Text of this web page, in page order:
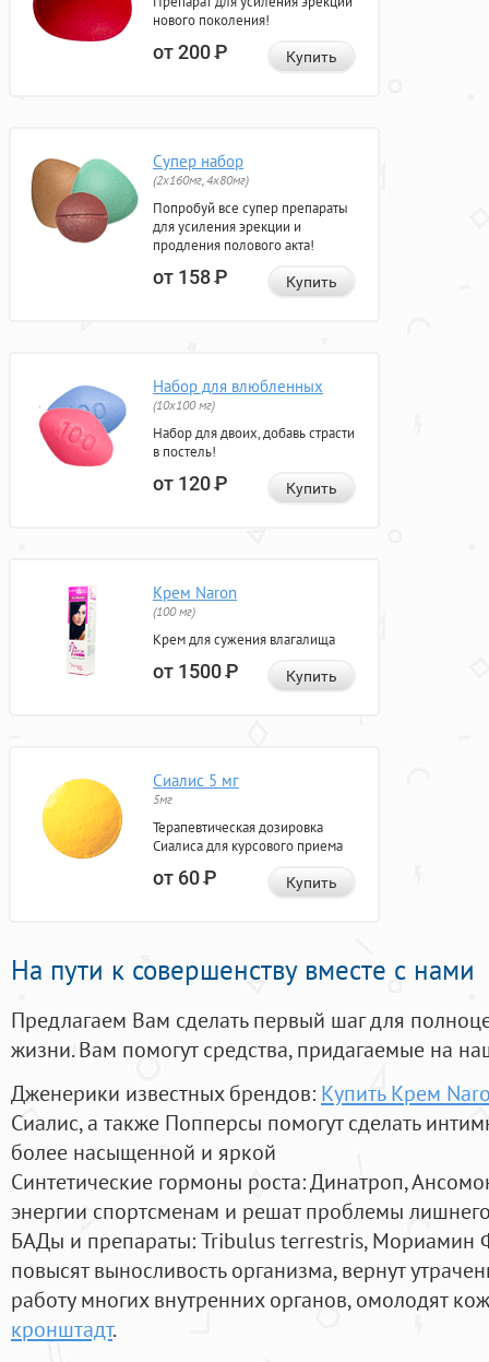
нового поколения!
от 200Р Купить
Супер набор
(2х160мг, 4х80мг)
Попробуй все супер препараты
для усиления эрекции и
продления полового акта!
от 158Р Купить
Набор для влюбленных
(10х100 мг)
Набор для двоих, добавь страсти
в постель!
от 120Р Купить
Крем Naron
(100 мг)
Крем для сужения влагалища
от 1500Р Купить
Сиалис 5 мг
5мг
Терапевтическая дозировка
Сиалиса для курсового приема
от 60Р Купить
На пути к совершенству вместе с нами
Предлагаем Вам сделать первый шаг для
жизни. Вам помогут средства, придагаемые на
Дженерики известных брендов: Купить Крем
Сиалис, а также Попперсы помогут сделать
более насыщенной и яркой
Синтетические гормоны роста: Динатроп,
энергии спортсменам и решат проблемы
БАДы и препараты:Tribulus terrestris, Мориамин
повысят выносливость организма, вернут
работу многих внутренних органов, омолодят
кронштадт.